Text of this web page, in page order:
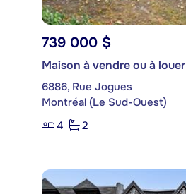
739 000 $
Maison à vendre ou à louer
6886, Rue Jogues
Montréal (Le Sud-Ouest)
4
2